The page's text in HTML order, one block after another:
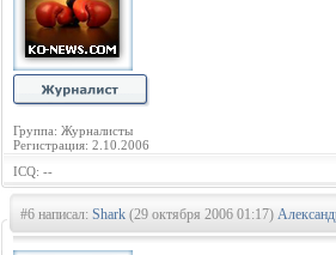
Группа: Журналисты
Регистрация: 2.10.2006
ICQ: --
#6 написал: Shark (29 октября 2006 01:17)